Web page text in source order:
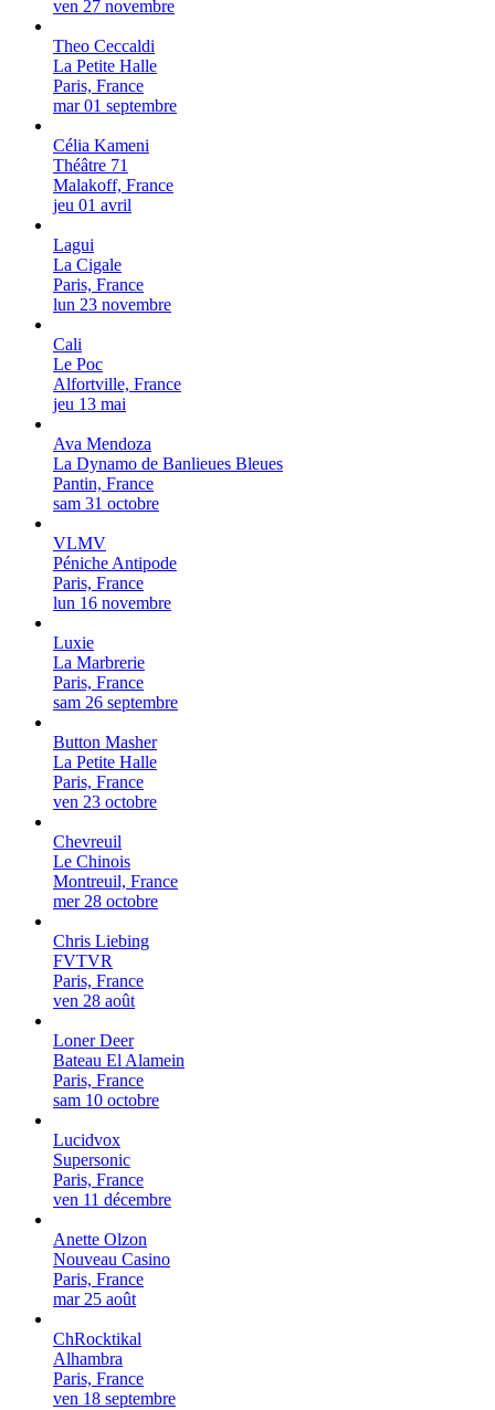
ven 27 novembre
Theo Ceccaldi
La Petite Halle
Paris, France
mar 01 septembre
Célia Kameni
Théâtre 71
Malakoff, France
jeu 01 avril
Lagui
La Cigale
Paris, France
lun 23 novembre
Cali
Le Poc
Alfortville, France
jeu 13 mai
Ava Mendoza
La Dynamo de Banlieues Bleues
Pantin, France
sam 31 octobre
VLMV
Péniche Antipode
Paris, France
lun 16 novembre
Luxie
La Marbrerie
Paris, France
sam 26 septembre
Button Masher
La Petite Halle
Paris, France
ven 23 octobre
Chevreuil
Le Chinois
Montreuil, France
mer 28 octobre
Chris Liebing
FVTVR
Paris, France
ven 28 août
Loner Deer
Bateau El Alamein
Paris, France
sam 10 octobre
Lucidvox
Supersonic
Paris, France
ven 11 décembre
Anette Olzon
Nouveau Casino
Paris, France
mar 25 août
ChRocktikal
Alhambra
Paris, France
ven 18 septembre